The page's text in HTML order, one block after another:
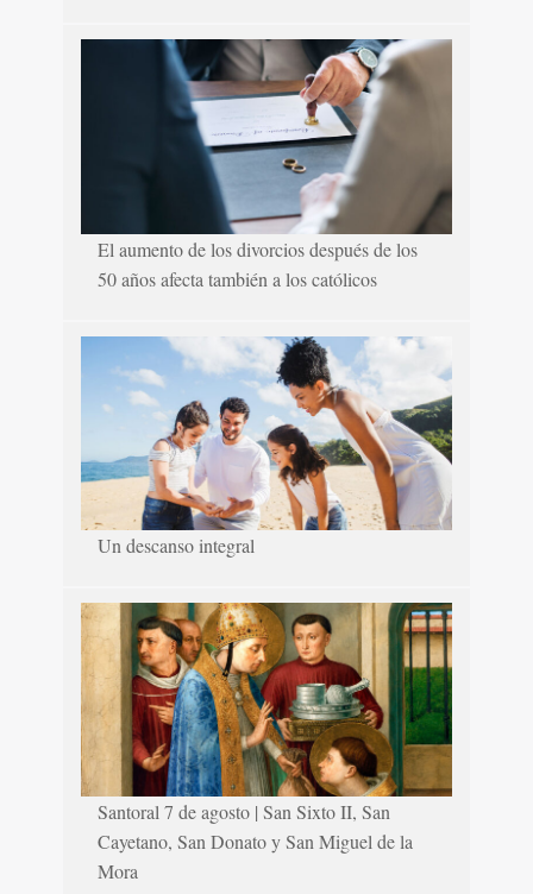
El aumento de los divorcios después de los
50 años afecta también a los católicos
Un descanso integral
Santoral 7 de agosto | San Sixto II, San
Cayetano, San Donato y San Miguel de la
Mora